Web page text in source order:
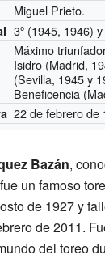
Miguel Prieto.
3º (1945, 1946)
Máximo
Isidro (Madrid,
(Sevilla, 1945 y
Beneficencia
22 de febrero
Bazán,
un famoso
de 1927 y
de 2011.
del toreo